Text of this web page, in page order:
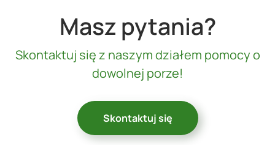
Masz pytania?
Skontaktuj się z naszym działem pomocy o
dowolnej porze!
Skontaktuj się